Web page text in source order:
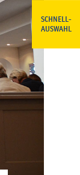
SCHNELL-
AUSWAHL